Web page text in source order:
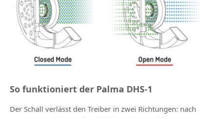
So funktioniert der Palma DHS-1
Der Schall verlässt den Treiber in zwei Richtungen: nach